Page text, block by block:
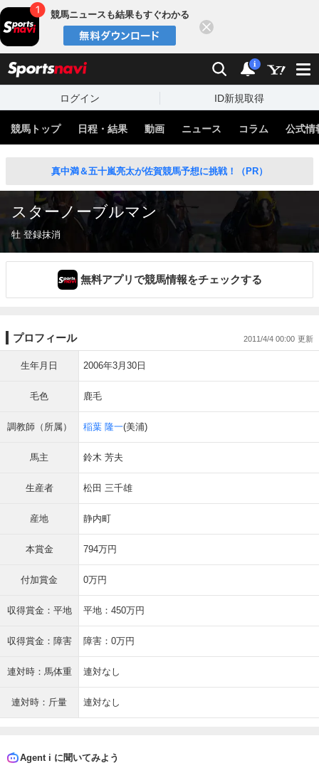
競馬ニュースも結果もすぐわかる
検索 通知
i
ログイン ID新規取得
競馬トップ 日程・結果 動画 ニュース コラム 公式情
真中満＆五十嵐亮太が佐賀競馬予想に挑戦！（PR）
スターノーブルマン
牡 登録抹消
無料アプリで競馬情報をチェックする
プロフィール 2011/4/4 00:00
生年月日 2006年3月30日
毛色 鹿毛
調教師（所属） 稲葉 隆一(美浦)
馬主 鈴木 芳夫
生産者 松田 三千雄
産地 静内町
本賞金 794万円
付加賞金 0万円
収得賞金：平地 平地：450万円
収得賞金：障害 障害：0万円
連対時：馬体重 連対なし
連対時：斤量 連対なし
Agent i に聞いてみよう